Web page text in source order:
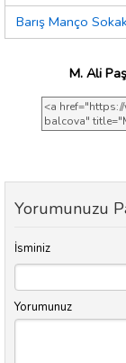
Barış Manço
M. Ali
Yorumunuzu
İsminiz
Yorumunuz